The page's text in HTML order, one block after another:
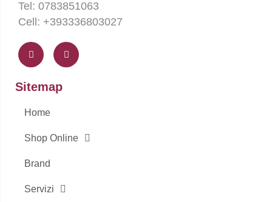
Tel: 0783851063
Cell: +393336803027
a
c
e
b
o
-
f
n
s
t
a
Sitemap
Home
Shop Online
Brand
Servizi